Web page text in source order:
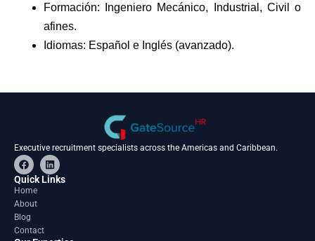
Formación: Ingeniero Mecánico, Industrial, Civil o
afines.
Idiomas: Español e Inglés (avanzado).
Executive recruitment specialists across the Americas and Caribbean.
F
a
c
e
o
o
k
L
i
n
Quick Links
Home
About
Blog
Contact